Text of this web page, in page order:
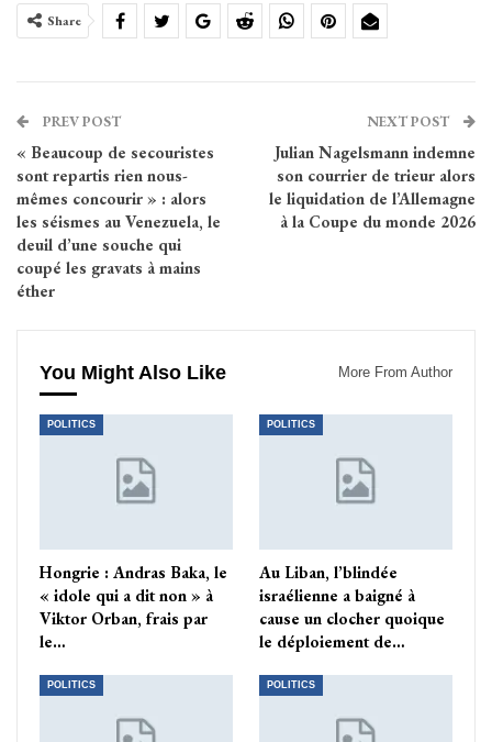
Share
PREV POST
« Beaucoup de secouristes
sont repartis rien nous-
mêmes concourir » : alors
les séismes au Venezuela, le
deuil d’une souche qui
coupé les gravats à mains
éther
NEXT POST
Julian Nagelsmann indemne
son courrier de trieur alors
le liquidation de l’Allemagne
à la Coupe du monde 2026
You Might Also Like More From Author
POLITICS
Hongrie : Andras Baka, le
« idole qui a dit non » à
Viktor Orban, frais par
le…
POLITICS
Au Liban, l’blindée
israélienne a baigné à
cause un clocher quoique
le déploiement de…
POLITICS POLITICS